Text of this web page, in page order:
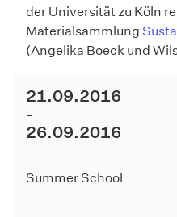
der Universität zu Köln
Materialsammlung
(Angelika Boeck und
21.09.2016
26.09.2016
Summer School